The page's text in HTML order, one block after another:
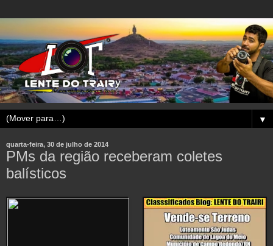
▼
quarta-feira, 30 de julho de 2014
PMs da região receberam coletes
balísticos